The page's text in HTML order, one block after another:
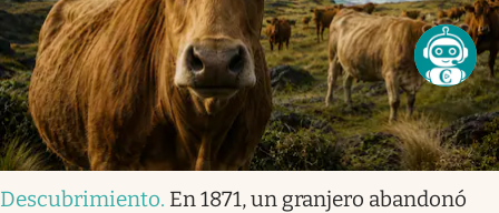
Descubrimiento. En 1871, un granjero abandonó